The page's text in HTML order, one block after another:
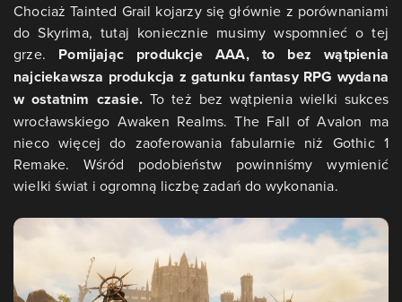
Chociaż Tainted Grail kojarzy się głównie z porównaniami
do Skyrima, tutaj koniecznie musimy wspomnieć o tej
grze. Pomijając produkcje AAA, to bez wątpienia
najciekawsza produkcja z gatunku fantasy RPG wydana
w ostatnim czasie. To też bez wątpienia wielki sukces
wrocławskiego Awaken Realms. The Fall of Avalon ma
nieco więcej do zaoferowania fabularnie niż Gothic 1
Remake. Wśród podobieństw powinniśmy wymienić
wielki świat i ogromną liczbę zadań do wykonania.